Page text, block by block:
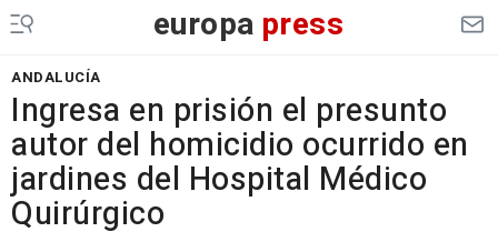
europa press
ANDALUCÍA
Ingresa en prisión el presunto
autor del homicidio ocurrido en
jardines del Hospital Médico
Quirúrgico